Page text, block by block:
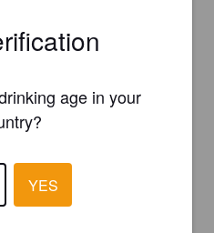
age in your
YES